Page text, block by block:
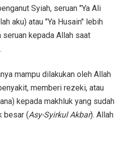
Syiah, seruan "Ya Ali
aku) atau "Ya Husain" lebih
kepada Allah saat
mampu dilakukan oleh Allah
memberi rezeki, atau
kepada makhluk yang sudah
besar (Asy-Syirkul Akbar). Allah